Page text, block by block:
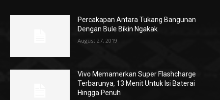
Percakapan Antara Tukang Bangunan
Dengan Bule Bikin Ngakak
August 27, 2019
Vivo Memamerkan Super Flashcharge
Terbarunya, 13 Menit Untuk Isi Baterai
Hingga Penuh